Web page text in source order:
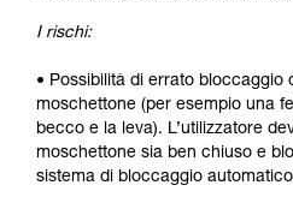
I rischi:
• Possibilità di errato bloccaggio
moschettone (per esempio una
becco e la leva). L’utilizzatore
moschettone sia ben chiuso e
sistema di bloccaggio